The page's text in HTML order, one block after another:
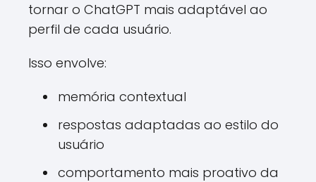
tornar o ChatGPT mais adaptável ao
perfil de cada usuário.
Isso envolve:
memória contextual
respostas adaptadas ao estilo do
usuário
comportamento mais proativo da